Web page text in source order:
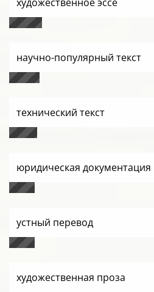
научно-популярный текст
технический текст
юридическая документация
устный перевод
художественная проза